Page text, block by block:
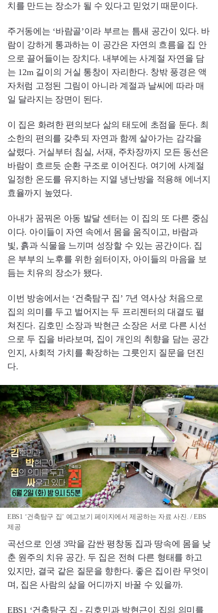
치를 만드는 장소가 될 수 있다고 믿었기 때문이다.
주거동에는 ‘바람골’이라 부르는 틈새 공간이 있다. 바
람이 강하게 통과하는 이 공간은 자연의 흐름을 집 안
으로 끌어들이는 장치다. 내부에는 사계절 자연을 담
는 12m 길이의 거실 통창이 자리한다. 창밖 풍경은 액
자처럼 고정된 그림이 아니라 계절과 날씨에 따라 매
일 달라지는 장면이 된다.
이 집은 화려한 편의보다 삶의 태도에 초점을 둔다. 최
소한의 편의를 갖추되 자연과 함께 살아가는 감각을
살렸다. 거실부터 침실, 서재, 주차장까지 모든 동선은
바람이 흐르듯 순환 구조로 이어진다. 여기에 사계절
일정한 온도를 유지하는 지열 냉난방을 적용해 에너지
효율까지 높였다.
아내가 꿈꿔온 아동 발달 센터는 이 집의 또 다른 중심
이다. 아이들이 자연 속에서 몸을 움직이고, 바람과
빛, 흙과 식물을 느끼며 성장할 수 있는 공간이다. 집
은 부부의 노후를 위한 쉼터이자, 아이들의 마음을 보
듬는 치유의 장소가 됐다.
이번 방송에서는 ‘건축탐구 집’ 7년 역사상 처음으로
집의 의미를 두고 벌어지는 두 프리젠터의 대결도 펼
쳐진다. 김호민 소장과 박현근 소장은 서로 다른 시선
으로 두 집을 바라보며, 집이 개인의 취향을 담는 공간
인지, 사회적 가치를 확장하는 그릇인지 질문을 던진
다.
EBS1 ‘건축탐구 집’ 예고보기 페이지에서 제공하는 자료 사진. / EBS
제공
곡선으로 인생 3막을 감싼 평창동 집과 땅속에 몸을 낮
춘 원주의 치유 공간. 두 집은 전혀 다른 형태를 하고
있지만, 결국 같은 질문을 향한다. 좋은 집이란 무엇이
며, 집은 사람의 삶을 어디까지 바꿀 수 있을까.
EBS1 ‘건축탐구 집 - 김호민과 박현근이 집의 의미를